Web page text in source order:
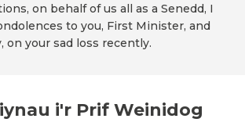
on behalf of us all as a Senedd, I
to you, First Minister, and
on your sad loss recently.
i'r Prif Weinidog